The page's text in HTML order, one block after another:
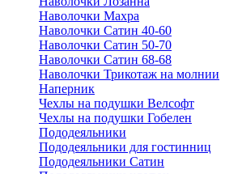
Наволочки Махра
Наволочки Сатин 40-60
Наволочки Сатин 50-70
Наволочки Сатин 68-68
Наволочки Трикотаж на молнии
Наперник
Чехлы на подушки Велсофт
Чехлы на подушки Гобелен
Пододеяльники
Пододеяльники для гостинниц
Пододеяльники Сатин